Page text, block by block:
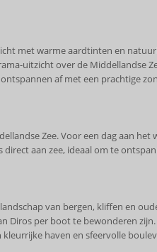
met warme aardtinten en
uitzicht over de Middellandse
af met een prachtige
Zee. Voor een dag aan het
aan zee, ideaal om te
van bergen, kliffen en
Diros per boot te bewonderen
haven en sfeervolle